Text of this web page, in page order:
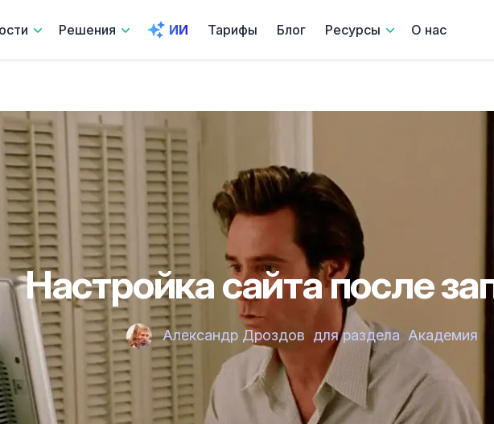
Решения ИИ Тарифы Блог Ресурсы О нас
Настройка сайта после
Александр Дроздов для раздела Академия